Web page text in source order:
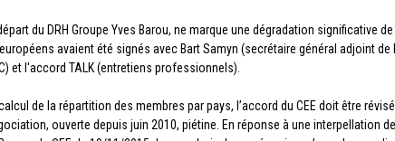
du DRH Groupe Yves Barou, ne marque une dégradation significative
avaient été signés avec Bart Samyn (secrétaire général adjoint de
et l'accord TALK (entretiens professionnels).
de la répartition des membres par pays, l’accord du CEE doit être
ouverte depuis juin 2010, piétine. En réponse à une interpellation